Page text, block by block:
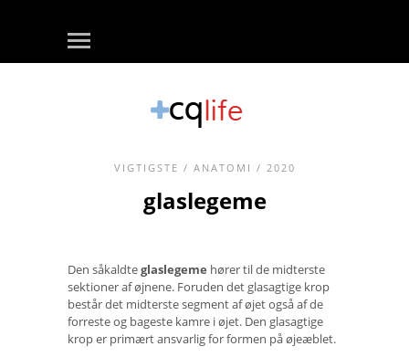
VIGTIGSTE / ANATOMI / 2020
glaslegeme
Den såkaldteglaslegeme hører til de midterste
sektioner af øjnene. Foruden det glasagtige krop
består det midterste segment af øjet også af de
forreste og bageste kamre i øjet. Den glasagtige
krop er primært ansvarlig for formen på øjeæblet.